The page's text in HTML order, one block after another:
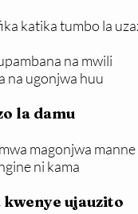
katika tumbo la
na mwili
na ugonjwa huu
la damu
magonjwa
ni kama
ujauzito